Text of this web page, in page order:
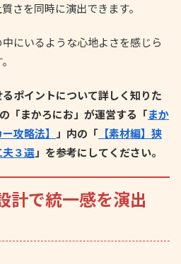
さを同時に演出できます。
にいるような心地よさを感じら
ポイントについて詳しく知りた
「まかろにお」が運営する「まか
攻略法】
」内の「 【素材編】狭
夫３選」を参考にしてください。
計で統一感を演出